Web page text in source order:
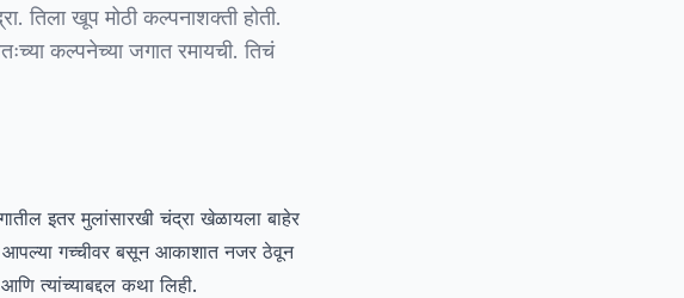
तिला खूप मोठी कल्पनाशक्ती होती.
कल्पनेच्या जगात रमायची. तिचं
इतर मुलांसारखी चंद्रा खेळायला बाहेर
आपल्या गच्चीवर बसून आकाशात नजर ठेवून
त्यांच्याबद्दल कथा लिही.